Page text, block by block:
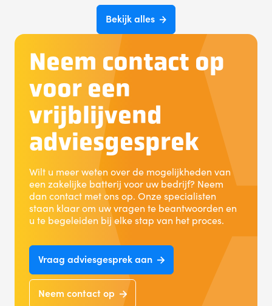
Bekijk alles
Neem contact op
voor een
vrijblijvend
adviesgesprek
Wilt u meer weten over de mogelijkheden van
een zakelijke batterij voor uw bedrijf? Neem
dan contact met ons op. Onze specialisten
staan klaar om uw vragen te beantwoorden en
u te begeleiden bij elke stap van het proces.
Vraag adviesgesprek aan
Neem contact op